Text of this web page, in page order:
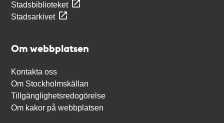
Stadsbiblioteket
Stadsarkivet
Om webbplatsen
Kontakta oss
Om Stockholmskällan
Tillgänglighetsredogörelse
Om kakor på webbplatsen